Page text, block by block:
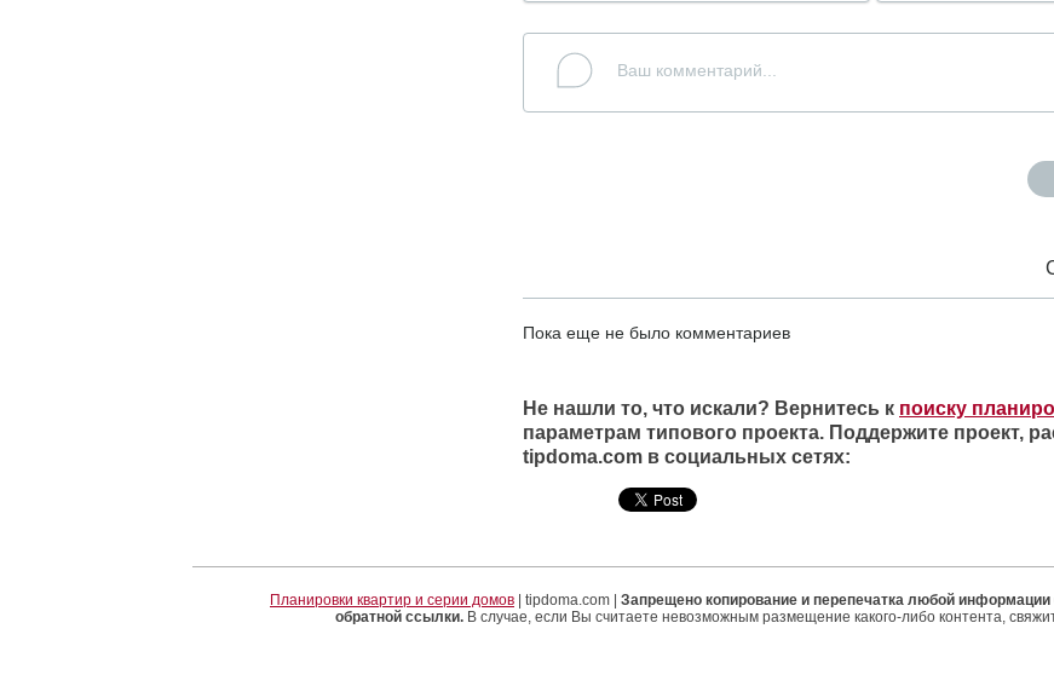
Пока еще не было комментариев
Не нашли то, что искали? Вернитесь к поиску
параметрам типового проекта. Поддержите проект,
tipdoma.com в социальных сетях:
Планировки квартир и серии домов | tipdoma.com | Запрещено копирование и перепечатка любой
обратной ссылки.В случае, если Вы считаете невозможным размещение какого-либо контента,